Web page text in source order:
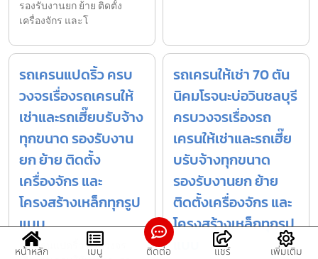
รองรับงานยก ย้าย ติดตั้ง
เครื่องจักร และโ
รถเครนแปดริ้ว ครบ
วงจรเรื่องรถเครนให้
เช่าและรถเฮี๊ยบรับจ้าง
ทุกขนาด รองรับงาน
ยก ย้าย ติดตั้ง
เครื่องจักร และ
โครงสร้างเหล็กทุกรูป
แบบ
รถเครนแปดริ้ว ครบวงจร
รถเครนให้เช่า 70 ตัน
นิคมโรจนะบ่อวินชลบุรี
ครบวงจรเรื่องรถ
เครนให้เช่าและรถเฮี๊ย
บรับจ้างทุกขนาด
รองรับงานยก ย้าย
ติดตั้งเครื่องจักร และ
โครงสร้างเหล็กทุกรูป
หน้าหลัก เมนู ติดต่อ แชร์ เพิ่มเติม